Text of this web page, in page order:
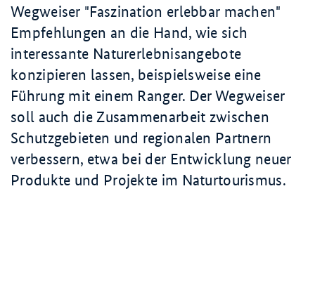
Wegweiser "Faszination erlebbar machen"
Empfehlungen an die Hand, wie sich
interessante Naturerlebnisangebote
konzipieren lassen, beispielsweise eine
Führung mit einem Ranger. Der Wegweiser
soll auch die Zusammenarbeit zwischen
Schutzgebieten und regionalen Partnern
verbessern, etwa bei der Entwicklung neuer
Produkte und Projekte im Naturtourismus.